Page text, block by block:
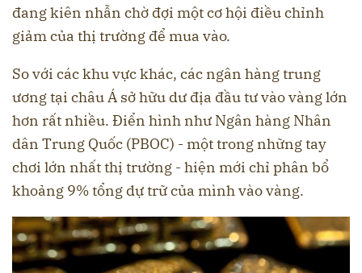
đang kiên nhẫn chờ đợi một cơ hội điều chỉnh
giảm của thị trường để mua vào.
So với các khu vực khác, các ngân hàng trung
ương tại châu Á sở hữu dư địa đầu tư vào vàng lớn
hơn rất nhiều. Điển hình như Ngân hàng Nhân
dân Trung Quốc (PBOC) - một trong những tay
chơi lớn nhất thị trường - hiện mới chỉ phân bổ
khoảng 9% tổng dự trữ của mình vào vàng.